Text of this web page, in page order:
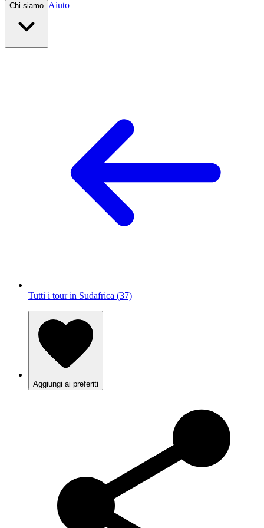
Chi siamo Aiuto
Tutti i tour in Sudafrica (37)
Aggiungi ai preferiti